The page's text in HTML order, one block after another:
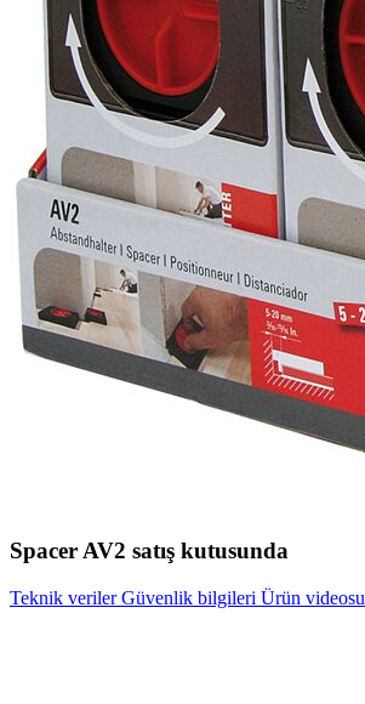
Spacer AV2 satış kutusunda
Teknik veriler Güvenlik bilgileri Ürün videosu